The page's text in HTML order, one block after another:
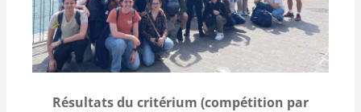
Résultats du critérium (compétition par